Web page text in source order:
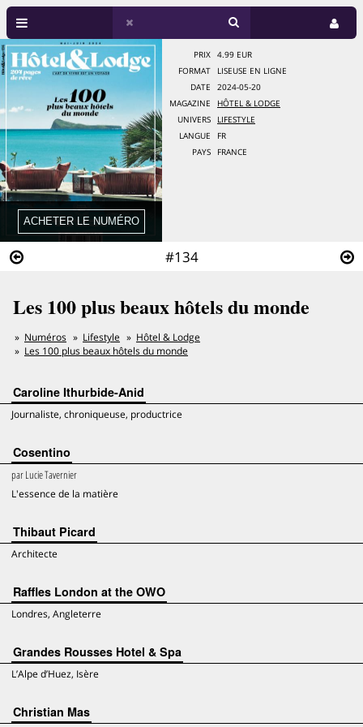
#134
PRIX
4.99 EUR
FORMAT
LISEUSE EN LIGNE
DATE
2024-05-20
MAGAZINE
HÔTEL & LODGE
UNIVERS
LIFESTYLE
LANGUE
FR
PAYS
FRANCE
Les 100 plus beaux hôtels du monde
Numéros Lifestyle
Hôtel & Lodge
Les 100 plus beaux hôtels du monde
Caroline Ithurbide-Anid
Journaliste, chroniqueuse, productrice
Cosentino
parLucie Tavernier
L'essence de la matière
Thibaut Picard
Architecte
Raffles London at the OWO
Londres, Angleterre
Grandes Rousses Hotel & Spa
L’Alpe d’Huez, Isère
Christian Mas